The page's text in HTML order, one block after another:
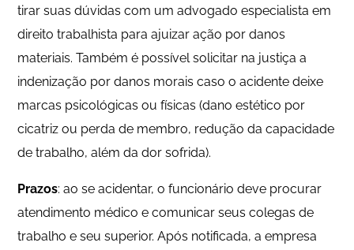
tirar suas dúvidas com um advogado especialista em
direito trabalhista para ajuizar ação por danos
materiais. Também é possível solicitar na justiça a
indenização por danos morais caso o acidente deixe
marcas psicológicas ou físicas (dano estético por
cicatriz ou perda de membro, redução da capacidade
de trabalho, além da dor sofrida).
Prazos: ao se acidentar, o funcionário deve procurar
atendimento médico e comunicar seus colegas de
trabalho e seu superior. Após notificada, a empresa